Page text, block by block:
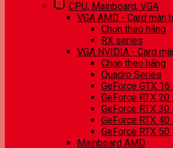
CPU, Mainboard, VGA
VGA AMD - Card màn
Chọn theo hãng
RX series
VGA NVIDIA - Card
Chọn theo hãng
Quadro Series
GeForce GTX
GeForce RTX
GeForce RTX
GeForce RTX
GeForce RTX
Mainboard AMD